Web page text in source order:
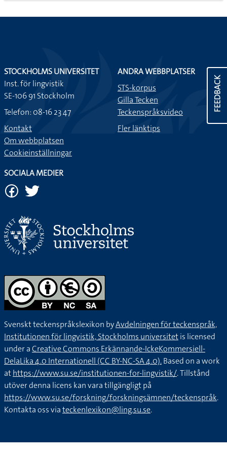
FEEDBACK
STOCKHOLMS UNIVERSITET
Inst. för lingvistik
SE-106 91 Stockholm
Telefon: 08-16 23 47
Kontakt
Om webbplatsen
Cookieinställningar
ANDRA WEBBPLATSER
STS-korpus
Gilla Tecken
Teckenspråksvideo
Fler länktips
SOCIALA MEDIER
Svenskt teckenspråkslexikon byAvdelningen för teckenspråk,
Institutionen för lingvistik, Stockholms universitetis licensed
under aCreative Commons Erkännande-IckeKommersiell-
DelaLika 4.0 Internationell (CC BY-NC-SA 4.0).Based on a work
athttps://www.su.se/institutionen-for-lingvistik/. Tillstånd
utöver denna licens kan vara tillgängligt på
https://www.su.se/forskning/forskningsämnen/teckenspråk.
Kontakta oss viateckenlexikon@ling.su.se.